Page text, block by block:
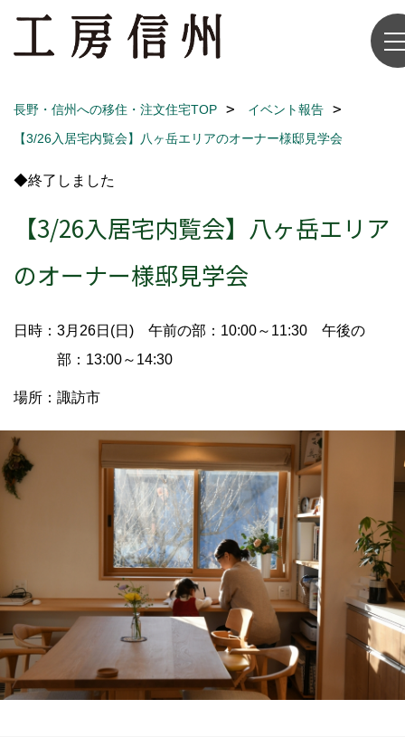
長野・信州への移住・注文住宅TOP
イベント報告
【3/26入居宅内覧会】八ヶ岳エリアのオーナー様邸見学会
◆終了しました
【3/26入居宅内覧会】八ヶ岳エリア
のオーナー様邸見学会
日時：3月26日(日) 午前の部：10:00～11:30 午後の
部：13:00～14:30
場所：諏訪市